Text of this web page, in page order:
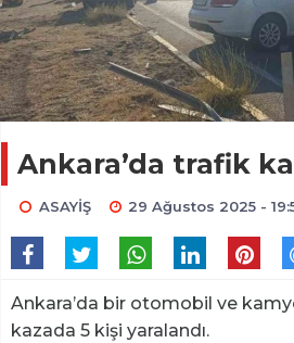
Ankara’da trafik
ASAYİŞ 29 Ağustos 2025 -
Ankara’da bir otomobil ve
kazada 5 kişi yaralandı.